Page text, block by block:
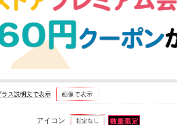
ラス説明文で表示 画像で表示
アイコン